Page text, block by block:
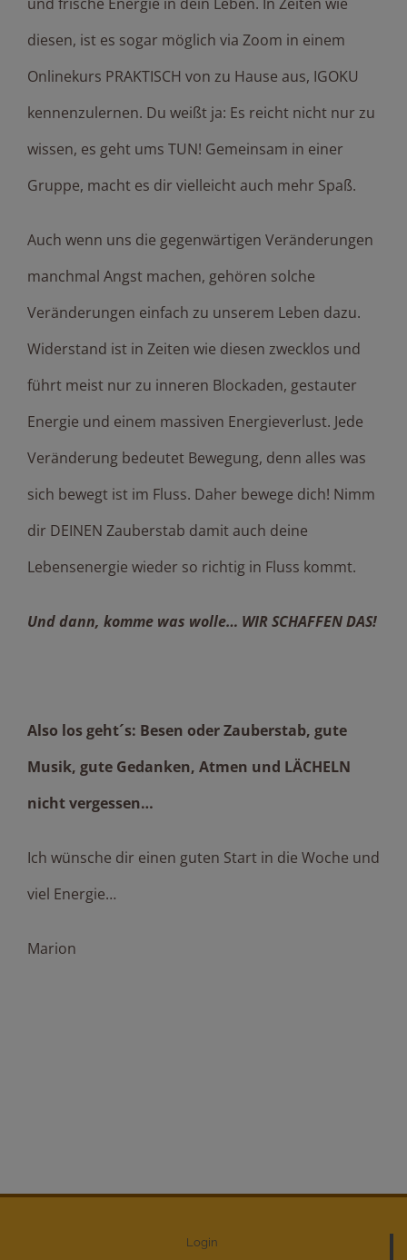
diesen, ist es sogar möglich via Zoom in einem
Onlinekurs PRAKTISCH von zu Hause aus, IGOKU
kennenzulernen. Du weißt ja: Es reicht nicht nur zu
wissen, es geht ums TUN! Gemeinsam in einer
Gruppe, macht es dir vielleicht auch mehr Spaß.
Auch wenn uns die gegenwärtigen Veränderungen
manchmal Angst machen, gehören solche
Veränderungen einfach zu unserem Leben dazu.
Widerstand ist in Zeiten wie diesen zwecklos und
führt meist nur zu inneren Blockaden, gestauter
Energie und einem massiven Energieverlust. Jede
Veränderung bedeutet Bewegung, denn alles was
sich bewegt ist im Fluss. Daher bewege dich! Nimm
dir DEINEN Zauberstab damit auch deine
Lebensenergie wieder so richtig in Fluss kommt.
Und dann, komme was wolle… WIR SCHAFFEN DAS!
Also los geht´s: Besen oder Zauberstab, gute
Musik, gute Gedanken, Atmen und LÄCHELN
nicht vergessen…
Ich wünsche dir einen guten Start in die Woche und
viel Energie…
Marion
Login